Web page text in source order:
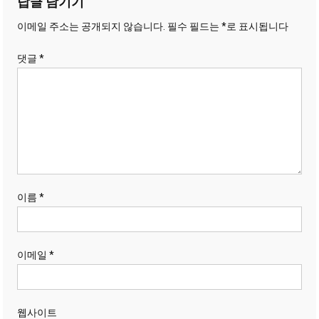
이메일 주소는 공개되지 않습니다. 필수 필드는*로 표시됩니다
댓글*
이름*
이메일*
웹사이트